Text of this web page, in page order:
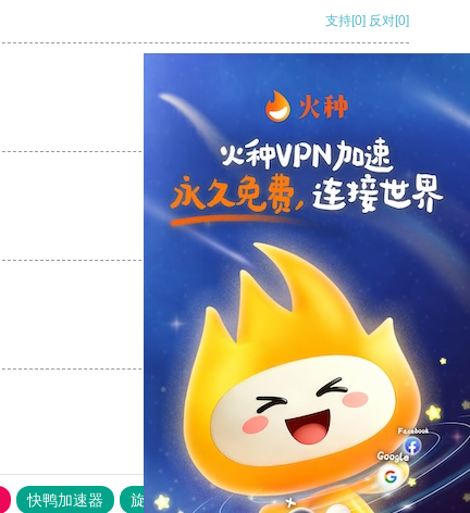
支持[0] 反对[0]
反对
反对[0]
快鸭加速器 旋风加速度器 外网网址导航 软件中心